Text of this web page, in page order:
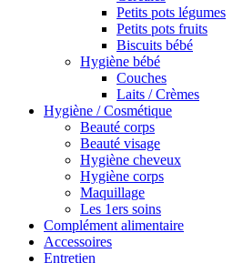
Petits pots légumes
Petits pots fruits
Biscuits bébé
Hygiène bébé
Couches
Laits / Crèmes
Hygiène / Cosmétique
Beauté corps
Beauté visage
Hygiène cheveux
Hygiène corps
Maquillage
Les 1ers soins
Complément alimentaire
Accessoires
Entretien